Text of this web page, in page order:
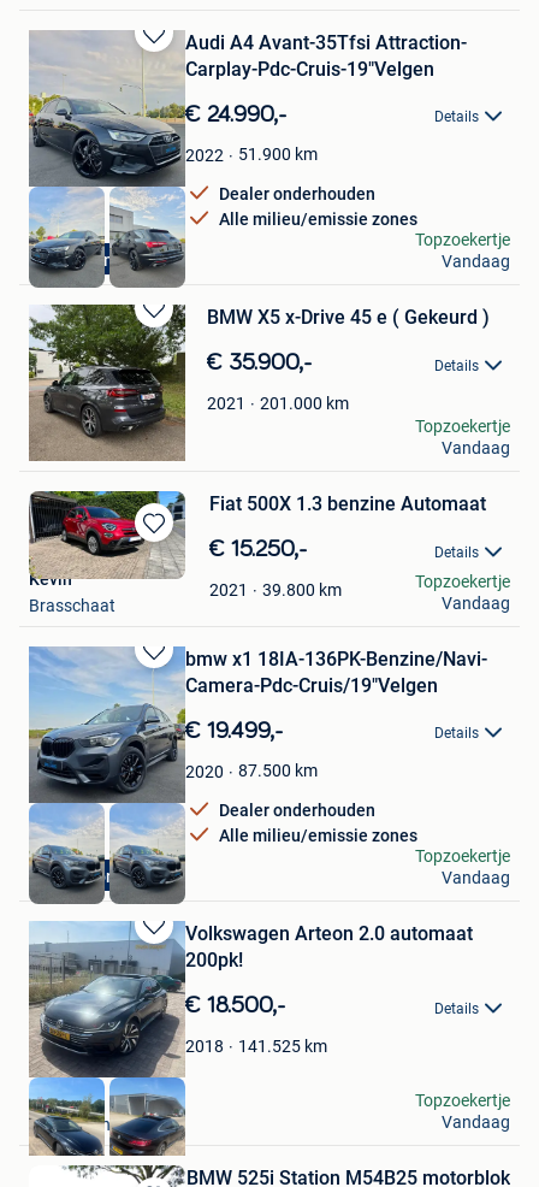
Bewaren
Mijn
Favorieten
Dealer onderhouden
Audi A4 Avant-35Tfsi Attraction-
Carplay-Pdc-Cruis-19"Velgen
€ 24.990,- Details
2022 51.900 km
Dealer onderhouden
Alle milieu/emissie zones
Dr Cars
Ieper
Topzoekertje
Vandaag
Bewaren
in
Mijn
Favorieten
BMW X5 x-Drive 45 e ( Gekeurd )
€ 35.900,- Details
2021 201.000 km
adam
Hasselt
Topzoekertje
Vandaag
Bewaren
in
Fiat 500X 1.3 benzine Automaat
€ 15.250,- Details
2021 39.800 km
Kevin
Brasschaat
Topzoekertje
Vandaag
Bewaren
in
Mijn
Favorieten
Automaat
bmw x1 18IA-136PK-Benzine/Navi-
Camera-Pdc-Cruis/19"Velgen
€ 19.499,- Details
2020 87.500 km
Dealer onderhouden
Alle milieu/emissie zones
Dr Cars
Ieper
Topzoekertje
Vandaag
Bewaren
in
Mijn
Favorieten
Volkswagen Arteon 2.0 automaat
200pk!
€ 18.500,- Details
2018 141.525 km
A Bond
Antwerpen
Topzoekertje
Vandaag
BMW 525i Station M54B25 motorblok